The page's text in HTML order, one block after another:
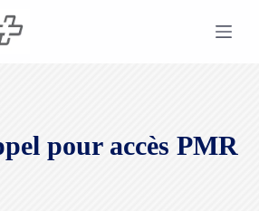
pour accès PMR